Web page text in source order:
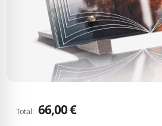
Total: 66,00 €